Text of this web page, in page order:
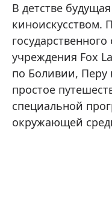
В детстве
киноискусством.
учреждения Fox
по Боливии, Перу
простое
специальной
окружающей